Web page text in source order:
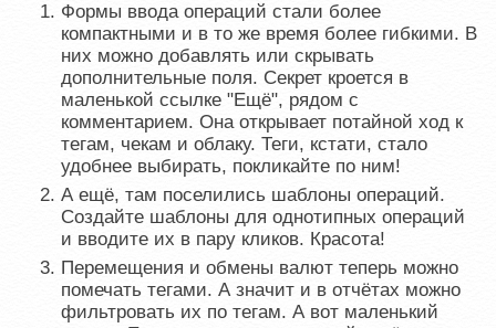
Формы ввода операций стали более
компактными и в то же время более гибкими. В
них можно добавлять или скрывать
дополнительные поля. Секрет кроется в
маленькой ссылке "Ещё", рядом с
комментарием. Она открывает потайной ход к
тегам, чекам и облаку. Теги, кстати, стало
удобнее выбирать, покликайте по ним!
А ещё, там поселились шаблоны операций.
Создайте шаблоны для однотипных операций
и вводите их в пару кликов. Красота!
Перемещения и обмены валют теперь можно
помечать тегами. А значит и в отчётах можно
фильтровать их по тегам. А вот маленький